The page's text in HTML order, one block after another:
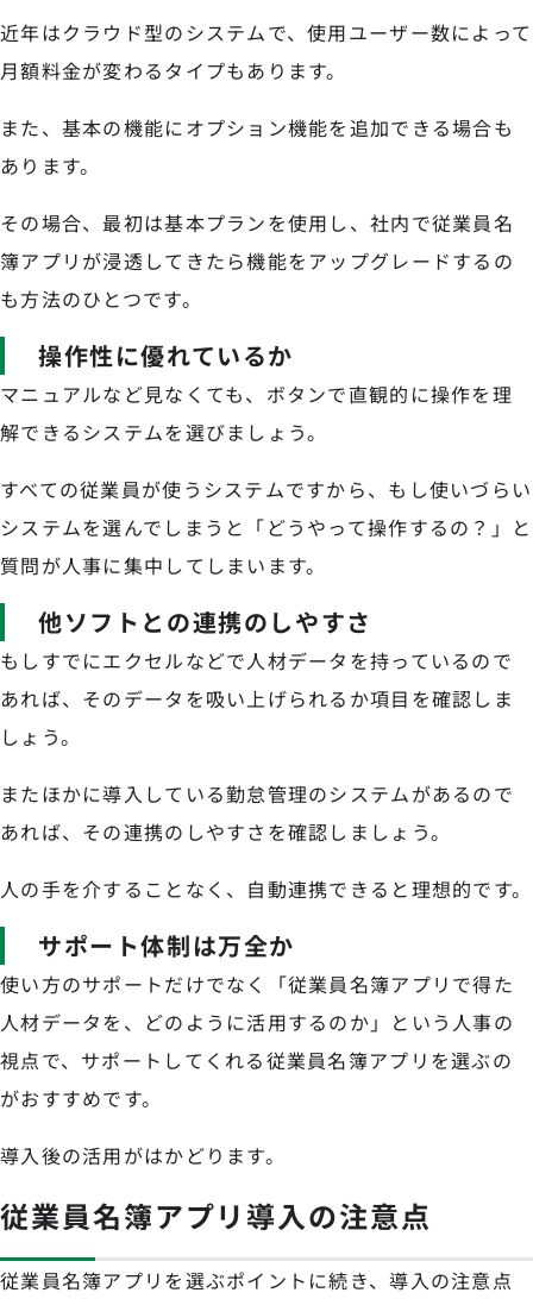
近年はクラウド型のシステムで、使用ユーザー数によって
月額料金が変わるタイプもあります。
また、基本の機能にオプション機能を追加できる場合も
あります。
その場合、最初は基本プランを使用し、社内で従業員名
簿アプリが浸透してきたら機能をアップグレードするの
も方法のひとつです。
操作性に優れているか
マニュアルなど見なくても、ボタンで直観的に操作を理
解できるシステムを選びましょう。
すべての従業員が使うシステムですから、もし使いづらい
システムを選んでしまうと「どうやって操作するの？」と
質問が人事に集中してしまいます。
他ソフトとの連携のしやすさ
もしすでにエクセルなどで人材データを持っているので
あれば、そのデータを吸い上げられるか項目を確認しま
しょう。
またほかに導入している勤怠管理のシステムがあるので
あれば、その連携のしやすさを確認しましょう。
人の手を介することなく、自動連携できると理想的です。
サポート体制は万全か
使い方のサポートだけでなく「従業員名簿アプリで得た
人材データを、どのように活用するのか」という人事の
視点で、サポートしてくれる従業員名簿アプリを選ぶの
がおすすめです。
導入後の活用がはかどります。
従業員名簿アプリ導入の注意点
従業員名簿アプリを選ぶポイントに続き、導入の注意点